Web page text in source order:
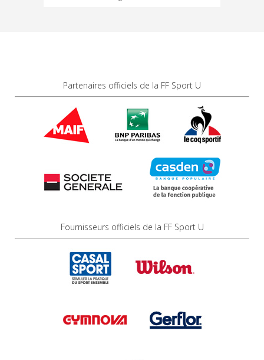
Partenaires officiels de la FF Sport U
Fournisseurs officiels de la FF Sport U